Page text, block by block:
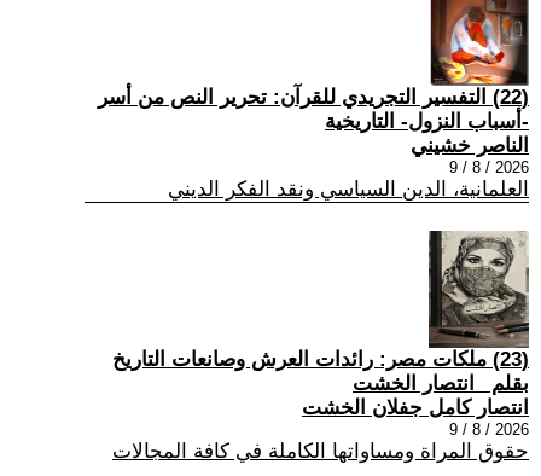
(22) التفسير التجريدي للقرآن: تحرير النص من أسر
-أسباب النزول- التاريخية
الناصر خشيني
2026 / 8 / 9
العلمانية، الدين السياسي ونقد الفكر الديني
(23) ملكات مصر: رائدات العرش وصانعات التاريخ
بقلم _انتصار الخشت
انتصار كامل جفلان الخشت
2026 / 8 / 9
حقوق المراة ومساواتها الكاملة في كافة المجالات